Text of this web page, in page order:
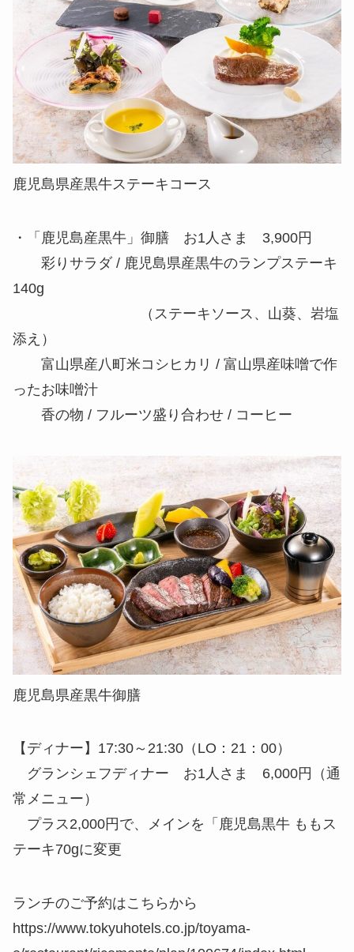
鹿児島県産黒牛ステーキコース
・「鹿児島産黒牛」御膳 お1人さま 3,900円
彩りサラダ / 鹿児島県産黒牛のランプステーキ
140g
（ステーキソース、山葵、岩塩
添え）
富山県産八町米コシヒカリ / 富山県産味噌で作
ったお味噌汁
香の物 / フルーツ盛り合わせ / コーヒー
鹿児島県産黒牛御膳
【ディナー】17:30～21:30（LO：21：00）
グランシェフディナー お1人さま 6,000円（通
常メニュー）
プラス2,000円で、メインを「鹿児島黒牛 ももス
テーキ70gに変更
ランチのご予約はこちらから
https://www.tokyuhotels.co.jp/toyama-